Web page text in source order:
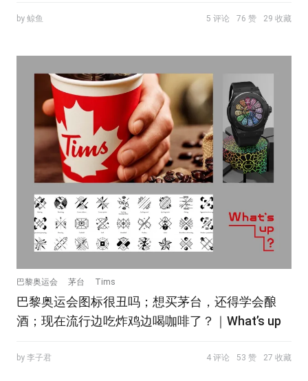
by 鲸鱼 5 评论 76 赞 29 收藏
巴黎奥运会 茅台 Tims
巴黎奥运会图标很丑吗；想买茅台，还得学会酿
酒；现在流行边吃炸鸡边喝咖啡了？｜What’s up
by 李子君 4 评论 53 赞 27 收藏